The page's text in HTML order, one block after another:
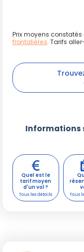
Prix moyens
frontalières. Tarifs
Informations
Quel est le
tarif moyen
d'un vol ?